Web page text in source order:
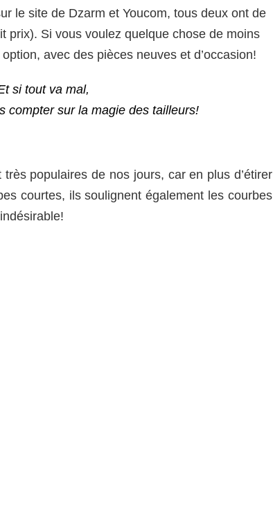
le site de Dzarm et Youcom, tous deux ont de
prix). Si vous voulez quelque chose de moins
avec des pièces neuves et d’occasion!
si tout va mal,
compter sur la magie des tailleurs!
très populaires de nos jours, car en plus d’étirer
courtes, ils soulignent également les courbes